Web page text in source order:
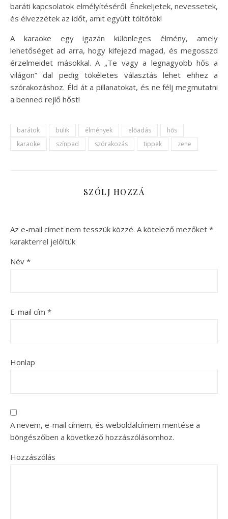
baráti kapcsolatok elmélyítéséről. Énekeljetek, nevessetek,
és élvezzétek az időt, amit együtt töltötök!
A karaoke egy igazán különleges élmény, amely
lehetőséget ad arra, hogy kifejezd magad, és megosszd
érzelmeidet másokkal. A „Te vagy a legnagyobb hős a
világon” dal pedig tökéletes választás lehet ehhez a
szórakozáshoz. Éld át a pillanatokat, és ne félj megmutatni
a benned rejlő hőst!
barátok bulik élmények előadás
hős
karaoke
színpad szórakozás tippek zene
SZÓLJ HOZZÁ
Az e-mail címet nem tesszük közzé. A kötelező mezőket *
karakterrel jelöltük
Név *
E-mail cím *
Honlap
A nevem, e-mail címem, és weboldalcímem mentése a
böngészőben a következő hozzászólásomhoz.
Hozzászólás